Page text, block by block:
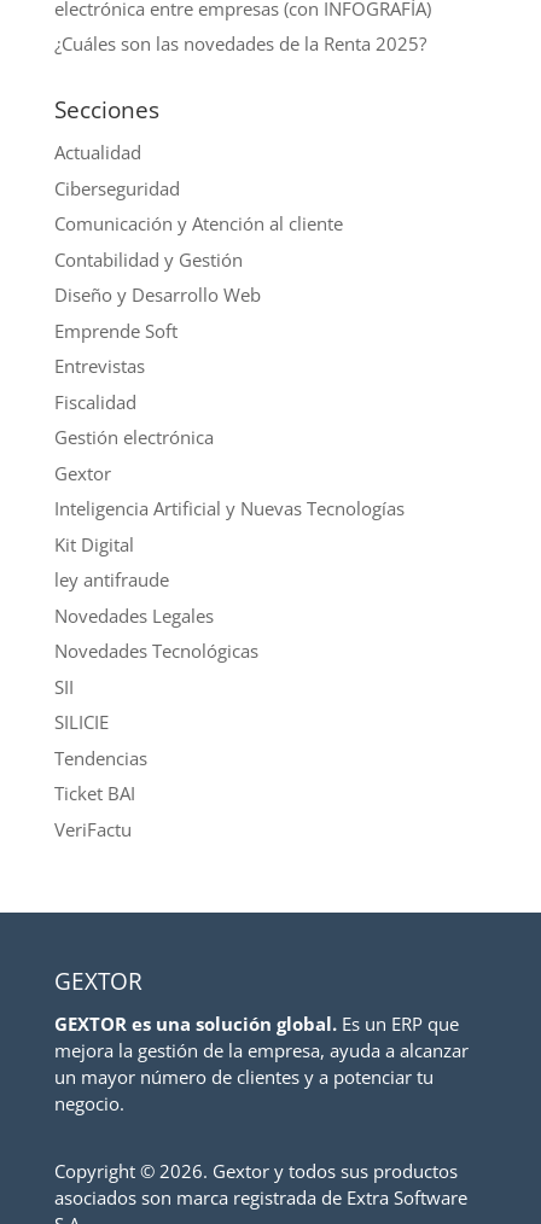
electrónica entre empresas (con INFOGRAFÍA)
¿Cuáles son las novedades de la Renta 2025?
Secciones
Actualidad
Ciberseguridad
Comunicación y Atención al cliente
Contabilidad y Gestión
Diseño y Desarrollo Web
Emprende Soft
Entrevistas
Fiscalidad
Gestión electrónica
Gextor
Inteligencia Artificial y Nuevas Tecnologías
Kit Digital
ley antifraude
Novedades Legales
Novedades Tecnológicas
SII
SILICIE
Tendencias
Ticket BAI
VeriFactu
GEXTOR
GEXTOR es una solución global.Es un ERP que
mejora la gestión de la empresa, ayuda a alcanzar
un mayor número de clientes y a potenciar tu
negocio.
Copyright © 2026. Gextor y todos sus productos
asociados son marca registrada de Extra Software